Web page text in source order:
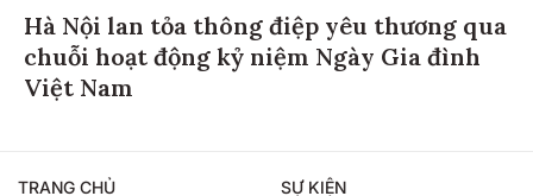
Hà Nội lan tỏa thông điệp yêu thương qua
chuỗi hoạt động kỷ niệm Ngày Gia đình
Việt Nam
TRANG CHỦ SỰ KIỆN